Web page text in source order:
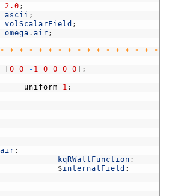
2.0 ;
ascii ;
volScalarField ;
omega . air ;
* * * * * * * * * * * * * * * *
0 0 - 1 0 0 0 0 ;
uniform 1 ;
air ;
kqRWallFunction ;
$internalField ;